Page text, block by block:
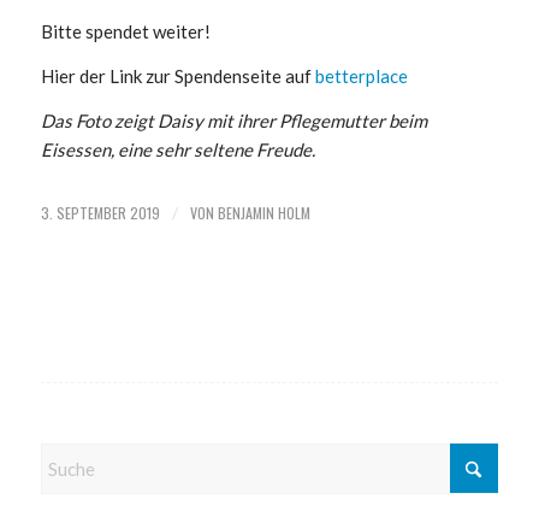
Bitte spendet weiter!
Hier der Link zur Spendenseite aufbetterplace
Das Foto zeigt Daisy mit ihrer Pflegemutter beim
Eisessen, eine sehr seltene Freude.
3. SEPTEMBER 2019 / VON BENJAMIN HOLM